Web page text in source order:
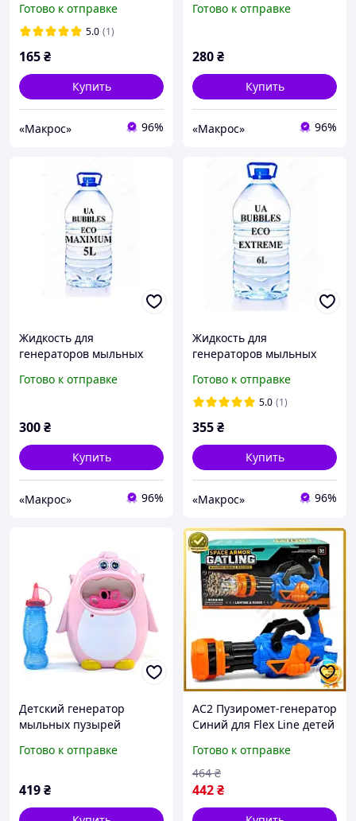
STANDARD ECO 2L
Готово к отправке
5.0 (1)
165₴
Купить
«Макрос» 96%
EXTREME 5L
Готово к отправке
280₴
Купить
«Макрос» 96%
Жидкость для
генераторов мыльных
MAXIMUM 5L
Готово к отправке
300₴
Купить
«Макрос» 96%
Жидкость для
генераторов мыльных
EXTREME 6L
Готово к отправке
5.0 (1)
355₴
Купить
«Макрос» 96%
Детский генератор
мыльных пузырей
мелодией, на батарейках
Готово к отправке
419₴
AC2 Пузиромет-генератор
Синий для Flex Line детей
мыльных пузырей для
веселья MOD5 DE
Готово к отправке
442₴
464 ₴